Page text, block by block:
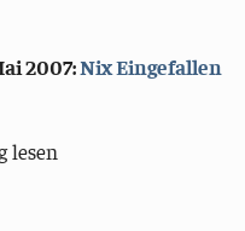
2007:Nix Eingefallen
lesen